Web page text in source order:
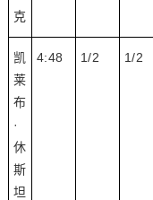
克
凯
莱
布
·
休
斯
坦
4:48 1/2 1/2